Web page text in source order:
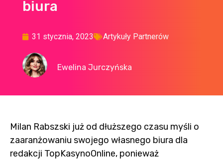
biura
31 stycznia, 2023 Artykuły Partnerów
Ewelina Jurczyńska
Milan Rabszski już od dłuższego czasu myśli o
zaaranżowaniu swojego własnego biura dla
redakcji TopKasynoOnline, ponieważ